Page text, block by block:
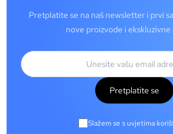
Pretplatite se na naš newsletter i prvi
nove proizvode i
Pretplatite se
Slažem se s uvjetima